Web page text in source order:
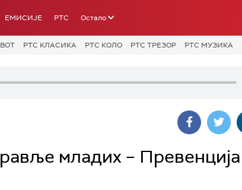
ЕМИСИЈЕ РТС Остало
РТС КЛАСИКА РТС КОЛО РТС ТРЕЗОР РТС МУЗИКА
младих –